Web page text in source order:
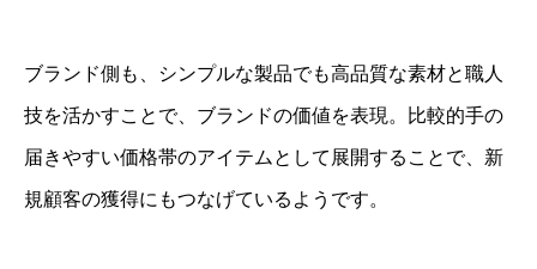
ブランド側も、シンプルな製品でも高品質な素材と職人
技を活かすことで、ブランドの価値を表現。比較的手の
届きやすい価格帯のアイテムとして展開することで、新
規顧客の獲得にもつなげているようです。